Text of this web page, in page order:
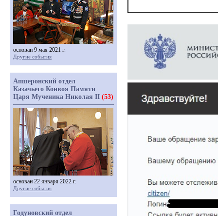
основан 9 мая 2021 г.
Другие события
Апшеронский отдел
Казачьего Конвоя Памяти
Царя Мученика Николая II (53)
основан 22 января 2022 г.
Другие события
Годуновский отдел